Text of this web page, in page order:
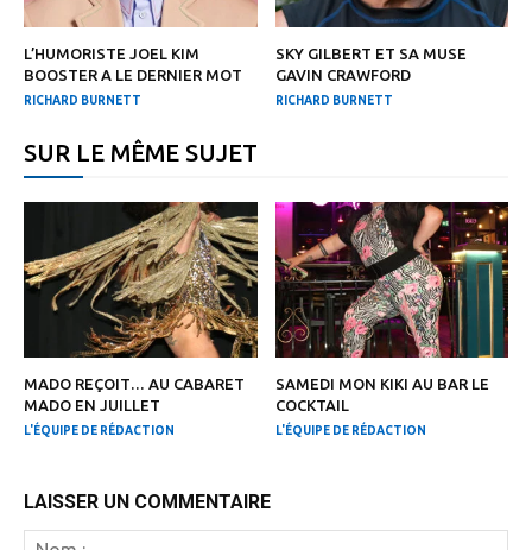
L’HUMORISTE JOEL KIM
BOOSTER A LE DERNIER MOT
RICHARD BURNETT
SKY GILBERT ET SA MUSE
GAVIN CRAWFORD
RICHARD BURNETT
SUR LE MÊME SUJET
MADO REÇOIT… AU CABARET
MADO EN JUILLET
L'ÉQUIPE DE RÉDACTION
SAMEDI MON KIKI AU BAR LE
COCKTAIL
L'ÉQUIPE DE RÉDACTION
LAISSER UN COMMENTAIRE